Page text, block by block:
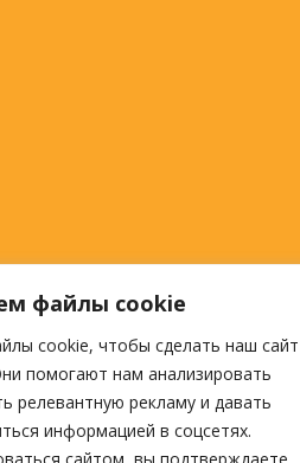
файлы cookie
cookie, чтобы сделать наш сайт
помогают нам анализировать
релевантную рекламу и давать
информацией в соцсетях.